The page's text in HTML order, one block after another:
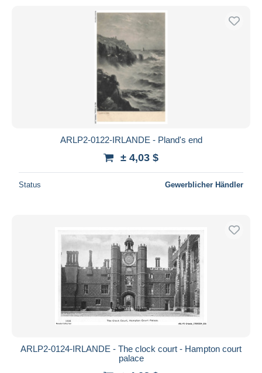
ARLP2-0122-IRLANDE - Pland's end
± 4,03 $
Status Gewerblicher Händler
ARLP2-0124-IRLANDE - The clock court - Hampton court
palace